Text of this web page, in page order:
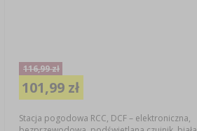
Stacja pogodowa RCC, DCF – elektroniczna,
116,99 zł
101,99 zł